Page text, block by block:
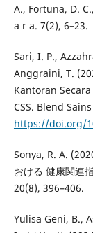
A., Fortuna, D.
a r a. 7(2), 6–23.
Sari, I. P.,
Anggraini, T.
Kantoran
CSS. Blend
https://doi.org/
Sonya, R. A.
おける 健康関連
20(8), 396–406.
Yulisa Geni, B.,